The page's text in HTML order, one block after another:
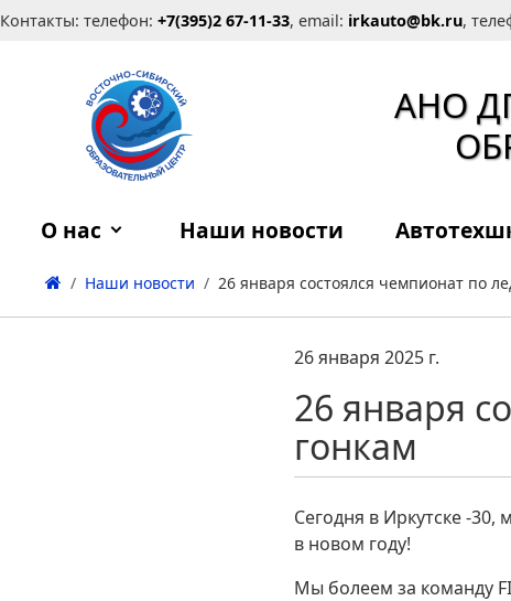
26 января 2025 г.
26 января
гонкам
Сегодня в Иркутске -
в новом году!
Мы болеем за команду
Контакты: телефон: +7(395)2 67-11-33, email: irkauto@bk.ru,
АНО
О нас Наши новости
Наши новости 26 января состоялся чемпионат по